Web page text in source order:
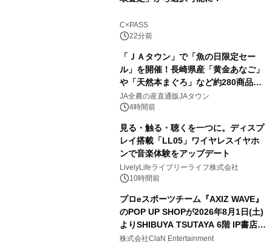
C×PASS
22分前
「ＪＡタウン」で「魚の日限定セー
ル」を開催！長崎県産「黄金あなご」
や「天然本まぐろ」など約280商品を
販売！～毎月１０日の定例企画～
JA全農の産直通販JAタウン
4時間前
見る・触る・聴くを一つに。ディスプ
レイ搭載「LL05」ワイヤレスイヤホ
ンで音楽体験をアップデート
LivelyLifeライブリーライフ株式会社
10時間前
プロeスポーツチーム『AXIZ WAVE』
のPOP UP SHOPが2026年8月1日(土)
よりSHIBUYA TSUTAYA 6階 IP書店で
開催決定！！
株式会社ClaN Entertainment